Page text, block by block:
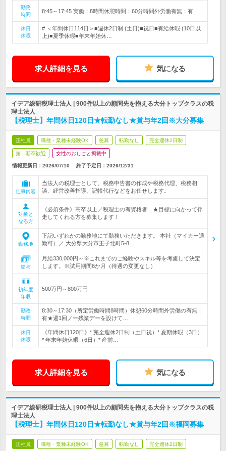
勤務
時間
8:45～17:45 実働：8時間休憩時間：60分時間外労働有無：有
休日
休暇
# ＜年間休日114日＞■週休2日制 (土日)■祝日■有給休暇 (10日以
上)■夏季休暇■年末年始休…
求人詳細を見る 気になる
イデア総研税理士法人 | 900件以上の顧問先を抱える大分トップクラスの税
理士法人
【税理士】年間休日120日★転勤なし★賞与年2回※大分募集
正社員 職種・業種未経験OK 急募 転勤なし 完全週休2日制
第二新卒歓迎 女性のおしごと掲載中
情報更新日：2026/07/10 終了予定日： 2026/12/31
仕事内容
当法人の税理士として、税務申告書の作成や税務代理、税務相
談、経営改善指導、記帳代行などをお任せします。
対象と
なる方
《必須条件》高卒以上／税理士の有資格者 ★目標に向かって伴
走してくれる方を募集します！
勤務地
下記いずれかの勤務地にて勤務いただきます。 本社（マイカー通
勤可）／ 大分県大分市王子北町5-8…
給与
月給330,000円～※これまでのご経験やスキル等を考慮して決定
します。※試用期間6か月（待遇の変更なし）
初年度
年収
500万円～800万円
勤務
時間
8:30～17:30（所定労働時間8時間）休憩60分時間外労働の有無：
有★週1回ノー残業デーを設けて…
休日
休暇
《年間休日120日》* 完全週休2日制（土日祝）* 夏期休暇（3日）
* 年末年始休暇（6日）* 産前…
求人詳細を見る 気になる
イデア総研税理士法人 | 900件以上の顧問先を抱える大分トップクラスの税
理士法人
【税理士】年間休日120日★転勤なし★賞与年2回※福岡募集
正社員 職種・業種未経験OK 急募 転勤なし 完全週休2日制